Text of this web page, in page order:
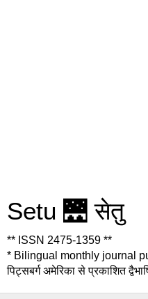
Setu 🌉 सेतु
** ISSN 2475-1359 **
* Bilingual monthly journal
पिट्सबर्ग अमेरिका से प्रकाशित